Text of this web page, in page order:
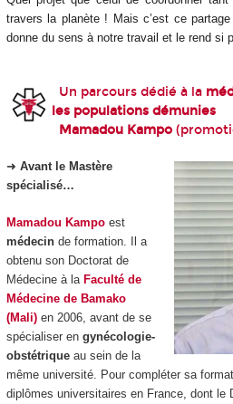
travers la planète ! Mais c’est ce
donne du sens à notre travail et le rend si
Un parcours dédié à la
les populations démunies
Mamadou Kampo
➜ Avant le Mastère
spécialisé…
Mamadou Kampoest
médecin de formation. Il a
obtenu son Doctorat de
Médecine à la Faculté de
Médecine de Bamako
(Mali) en 2006, avant de se
spécialiser en gynécologie-
obstétriqueau sein de la
même université. Pour compléter sa
diplômes universitaires en France, dont le